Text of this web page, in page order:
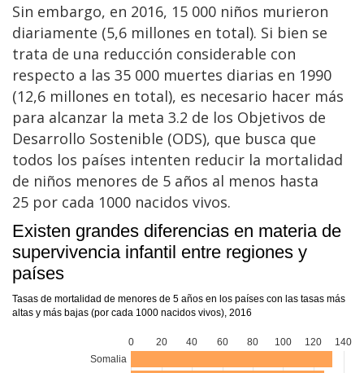
Sin embargo, en 2016, 15 000 niños murieron
diariamente (5,6 millones en total). Si bien se
trata de una reducción considerable con
respecto a las 35 000 muertes diarias en 1990
(12,6 millones en total), es necesario hacer más
para alcanzar la meta 3.2 de los Objetivos de
Desarrollo Sostenible (ODS), que busca que
todos los países intenten reducir la mortalidad
de niños menores de 5 años al menos hasta
25 por cada 1000 nacidos vivos.